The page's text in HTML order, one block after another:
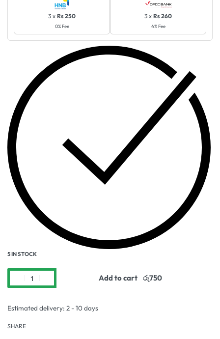
3 x Rs 250
0% Fee
3 x Rs 260
4% Fee
5 IN STOCK
Add to cart
Estimated delivery: 2 - 10 days
SHARE